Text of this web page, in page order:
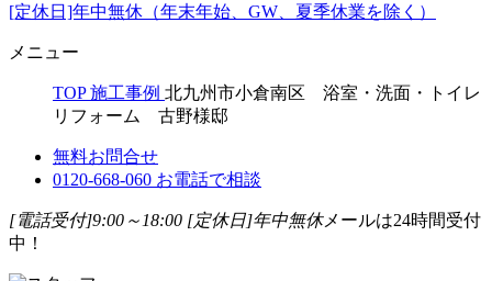
[定休日]年中無休（年末年始、GW、夏季休業を除く）
メニュー
TOP 施工事例 北九州市小倉南区 浴室・洗面・トイレ
リフォーム 古野様邸
無料お問合せ
0120-668-060 お電話で相談
[電話受付]9:00～18:00 [定休日]年中無休メールは24時間受付
中！